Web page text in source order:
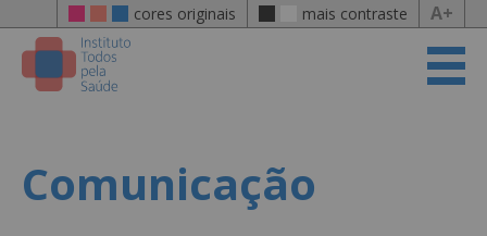
cores originais mais contraste A+
Comunicação